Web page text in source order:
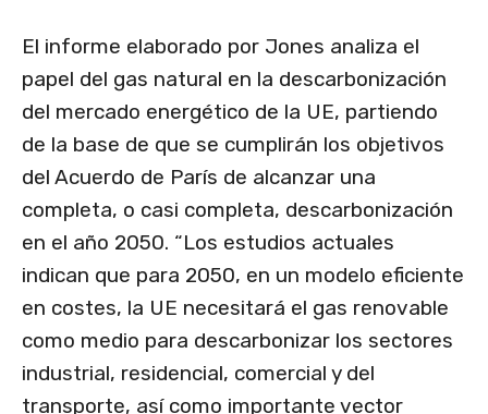
El informe elaborado por Jones analiza el
papel del gas natural en la descarbonización
del mercado energético de la UE, partiendo
de la base de que se cumplirán los objetivos
del Acuerdo de París de alcanzar una
completa, o casi completa, descarbonización
en el año 2050. “Los estudios actuales
indican que para 2050, en un modelo eficiente
en costes, la UE necesitará el gas renovable
como medio para descarbonizar los sectores
industrial, residencial, comercial y del
transporte, así como importante vector